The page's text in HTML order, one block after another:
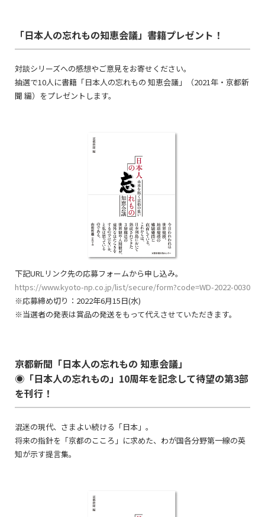
「日本人の忘れもの知恵会議」書籍プレゼント！
対談シリーズへの感想やご意見をお寄せください。
抽選で10人に書籍「日本人の忘れもの 知恵会議」（2021年・京都新
聞 編）をプレゼントします。
下記URLリンク先の応募フォームから申し込み。
https://www.kyoto-np.co.jp/list/secure/form?code=WD-2022-0030
※応募締め切り：2022年6月15日(水)
※当選者の発表は賞品の発送をもって代えさせていただきます。
京都新聞「日本人の忘れもの 知恵会議」
◉「日本人の忘れもの」10周年を記念して待望の第3部
を刊行！
混迷の現代、さまよい続ける「日本」。
将来の指針を「京都のこころ」に求めた、わが国各分野第一線の英
知が示す提言集。